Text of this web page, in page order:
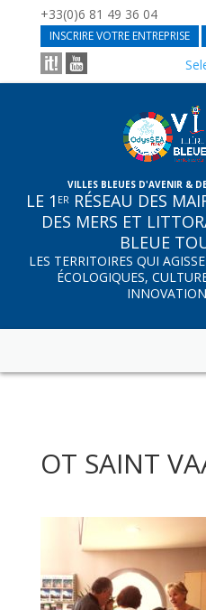
+33(0)6 81 49 36 04
INSCRIRE VOTRE ENTREPRISE
VILLES BLEUES D'AVENIR &
LE 1 ER RÉSEAU DES
DES MERS ET
BLEUE
LES TERRITOIRES QUI
ÉCOLOGIQUES,
OT SAINT